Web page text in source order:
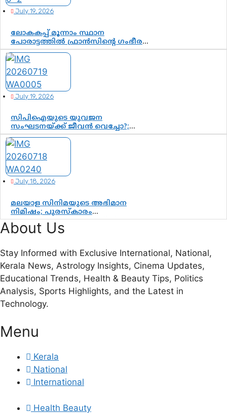
July 19, 2026
ലോകകപ്പ് മൂന്നാം സ്ഥാന
പോരാട്ടത്തിൽ ഫ്രാൻസിന്റെ ഗംഭീര
തിരിച്ചുവരവ്; ഗോൾവേട്ടയിൽ
മെസ്സിയെ മറികടന്ന് എംബാപ്പെ
July 19, 2026
സിപിഐയുടെ യുവജന
സംഘടനയ്ക്ക് ജീവൻ വെച്ചോ?;
ജിസ്മോന്റെ വിമർശനം രാഷ്ട്രീയ
ഇരട്ടത്താപ്പെന്ന് ചർച്ച
July 18, 2026
മലയാള സിനിമയുടെ അഭിമാന
നിമിഷം; പുരസ്‌കാരം
ആഘോഷമാകട്ടെ, മികവ് ശീലമാകട്ടെ
About Us
Stay Informed with Exclusive International, National,
Kerala News, Astrology Insights, Cinema Updates,
Educational Trends, Health & Beauty Tips, Politics
Analysis, Sports Highlights, and the Latest in
Technology.
Menu
Kerala
National
International
Health Beauty